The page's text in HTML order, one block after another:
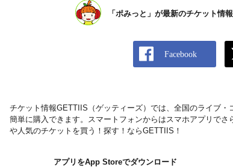
「ポみっと」が最新のチケット情
チケット情報GETTIIS（ゲッティーズ）では、全国のライブ
簡単に購入できます。スマートフォンからはスマホアプリで
や人気のチケットを買う！探す！ならGETTIIS！
アプリをApp Storeでダウンロード